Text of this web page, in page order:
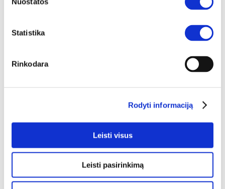
Statistika
Rinkodara
Rodyti informaciją
Leisti visus
Leisti pasirinkimą
0€
Į krepšelį